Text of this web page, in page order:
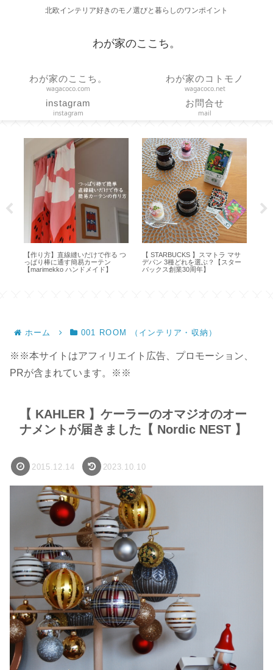
北欧インテリア好きのモノ選びと暮らしのワンポイント
わが家のここち。
わが家のここち。
wagacoco.com
わが家のコトモノ
wagacoco.net
instagram
instagram
お問合せ
mail
【 STARBUCKS 】シリコンアイス
トレーでアイスコーヒー＆カフェ
オレ【アルファベット製氷皿】
【夏休み】サマーシュトーレンと
楽天お買い物マラソンと scope ア
ウトレット【2026年8月】
ホーム 001 ROOM （インテリア・収納）
※※本サイトはアフィリエイト広告、プロモーション、
PRが含まれています。※※
【 KAHLER 】ケーラーのオマジオのオー
ナメントが届きました【 Nordic NEST 】
2015.12.14 2023.10.10